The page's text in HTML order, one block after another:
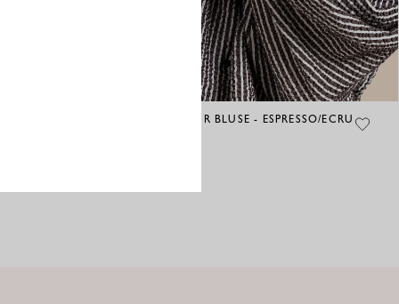
IVARA STRUKTUR BLUSE - ESPRESSO/ECRU